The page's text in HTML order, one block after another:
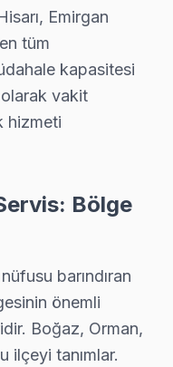
teknik desteği
Servis ve Tamir
aklınıza
Hitachi akıllı
kullanıyoruz.
Emirgan Korusu,
Bilgisi
barındıran
Arızalar
kullanan
Emirgan
tüm
kapasitesi
vakit
hizmeti
Bölge
barındıran
önemli
Boğaz, Orman,
ilçeyi tanımlar.